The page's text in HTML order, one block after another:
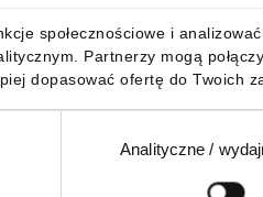
społecznościowe i
Partnerzy mogą
dopasować ofertę do Twoich
Analityczne /
15,42 złbrutto
DO KOSZYKA